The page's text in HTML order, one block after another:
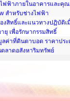
ฟฟ้าภายในอาคารและคุ
สำหรับช่างไฟฟ้า
งสิทธิ์และแนวทางปฏิบัติ
ยุ เพื่อรักษากรรมสิทธิ์
ลค่าที่ดินตาบอด ราคาประ
ลาดอสังหาริมทรัพย์